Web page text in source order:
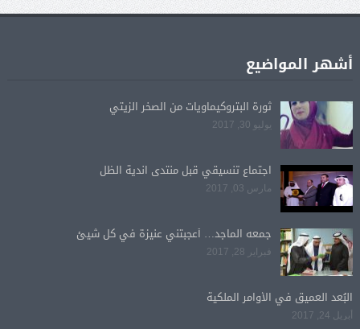
أشهر المواضيع
ثورة البتروكيماويات من الصخر الزيتي
يوليو 30, 2017
اجتماع تنسيقي قبل منتدى اندية الظل
مارس 03, 2017
جمعه الماجد… أعجبتني عنيزة في كل شيئ
فبراير 28, 2017
البُعد العميق في الأوامر الملكية
أبريل 24, 2017